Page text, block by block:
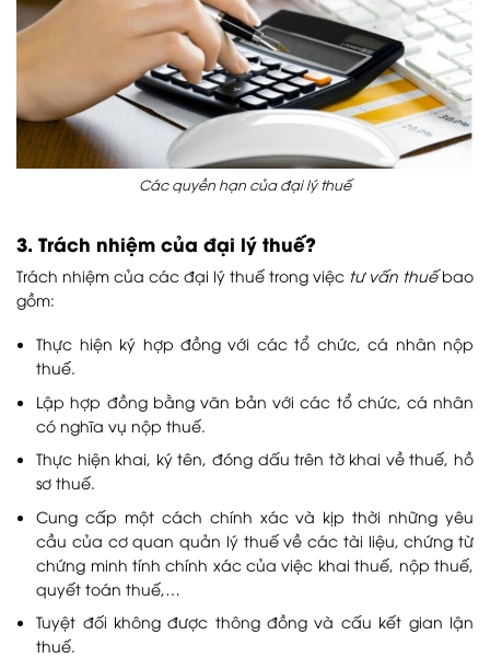
Các quyền hạn của đại lý thuế
3. Trách nhiệm của đại lý thuế?
Trách nhiệm của các đại lý thuế trong việc tư vấn thuếbao
gồm:
Thực hiện ký hợp đồng với các tổ chức, cá nhân nộp
thuế.
Lập hợp đồng bằng văn bản với các tổ chức, cá nhân
có nghĩa vụ nộp thuế.
Thực hiện khai, ký tên, đóng dấu trên tờ khai về thuế, hồ
sơ thuế.
Cung cấp một cách chính xác và kịp thời những yêu
cầu của cơ quan quản lý thuế về các tài liệu, chứng từ
chứng minh tính chính xác của việc khai thuế, nộp thuế,
quyết toán thuế,…
Tuyệt đối không được thông đồng và cấu kết gian lận
thuế.